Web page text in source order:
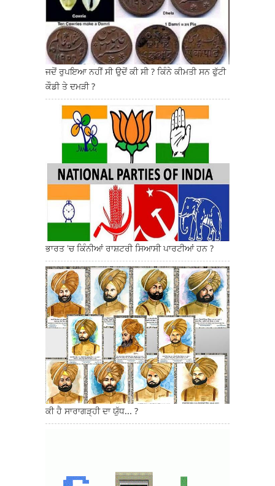
ਜਦੋਂ ਰੁਪਇਆ ਨਹੀਂ ਸੀ ਉਦੋਂ ਕੀ ਸੀ ? ਕਿੰਨੇ ਕੀਮਤੀ ਸਨ ਫੁੱਟੀ
ਕੌਡੀ ਤੇ ਦਮੜੀ ?
ਭਾਰਤ 'ਚ ਕਿੰਨੀਆਂ ਰਾਸ਼ਟਰੀ ਸਿਆਸੀ ਪਾਰਟੀਆਂ ਹਨ ?
ਕੀ ਹੈ ਸਾਰਾਗੜ੍ਹੀ ਦਾ ਯੁੱਧ... ?